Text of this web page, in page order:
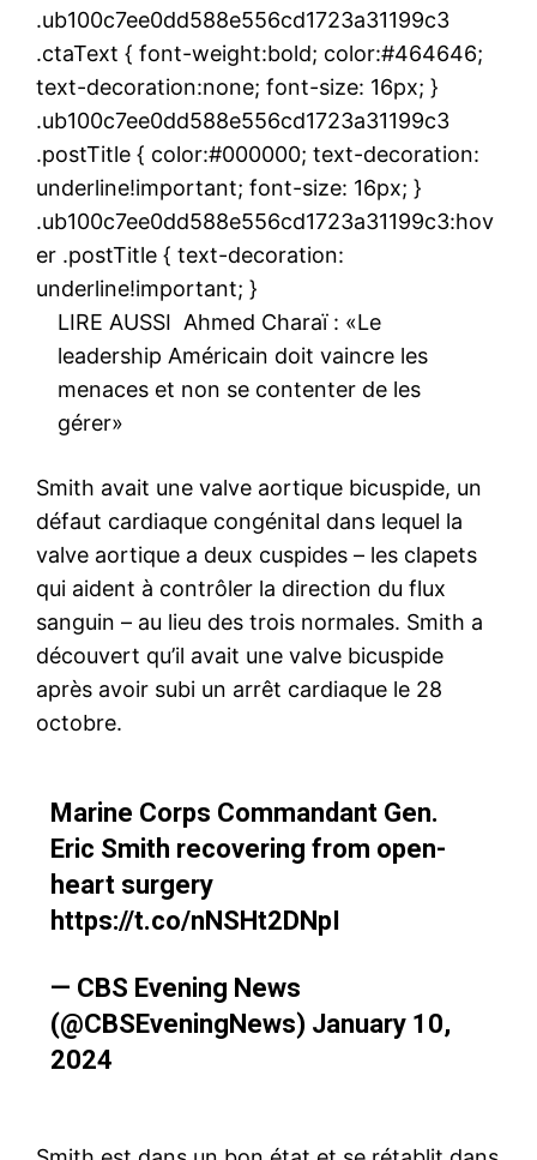
.ub100c7ee0dd588e556cd1723a31199c3
.ctaText { font-weight:bold; color:#464646;
text-decoration:none; font-size: 16px; }
.ub100c7ee0dd588e556cd1723a31199c3
.postTitle { color:#000000; text-decoration:
underline!important; font-size: 16px; }
.ub100c7ee0dd588e556cd1723a31199c3:hov
er .postTitle { text-decoration:
underline!important; }
LIRE AUSSI Ahmed Charaï : «Le
leadership Américain doit vaincre les
menaces et non se contenter de les
gérer»
Smith avait une valve aortique bicuspide, un
défaut cardiaque congénital dans lequel la
valve aortique a deux cuspides – les clapets
qui aident à contrôler la direction du flux
sanguin – au lieu des trois normales. Smith a
découvert qu’il avait une valve bicuspide
après avoir subi un arrêt cardiaque le 28
octobre.
Marine Corps Commandant Gen.
Eric Smith recovering from open-
heart surgery
https://t.co/nNSHt2DNpI
— CBS Evening News
(@CBSEveningNews) January 10,
2024